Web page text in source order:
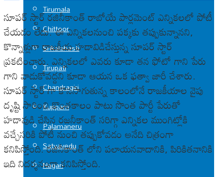
Tirumala
Chittoor
Srikalahasti
Tirupati
Chandragiri
Kuppam
Palamaneru
Satyavedu
Nagari
సూపర్ స్టార్ రజినీకాంత్ రాబోయే పార్లమెంట్ ఎన్నికలలో పోటీ
చేయడం లేదు. ఈ ఎన్నికలనుంచి పక్కకు తప్పుకున్నానని,
కొన్నాళ్లుగా రాజకీయ హడావిడిచేస్తున్న సూపర్ స్టార్
ప్రకటించారు. ఎన్నికలలో ఎవరు కూడా తన ఫోటో గాని పేరు
గాని వాడుకోవద్దని కూడా ఆయన ఒక ఫత్వా జారీ చేశారు.
సూపర్ స్టార్ గా కొనసాగుతున్న కాలంలోనే రాజకీయాల వైపు
దృష్టి సారించి కొంతకాలం పాటు సొంత పార్టీ పేరుతో
హడావుడి చేసిన రజనీకాంత్ సరిగ్గా ఎన్నికల ముంగిట్లోకి
వచ్చేసరికి పోటీ నుంచి తప్పుకోవడం అనేది చిత్రంగా
కనిపిస్తోంది. రజినీకాంత్ లోని పలాయనవాదానికి, పిరికితనానికి
ఇది నిదర్శనంగా కనిపిస్తోంది.